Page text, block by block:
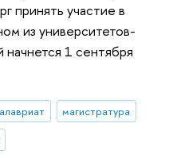
принять участие в
из университетов-
начнется 1 сентября
магистратура